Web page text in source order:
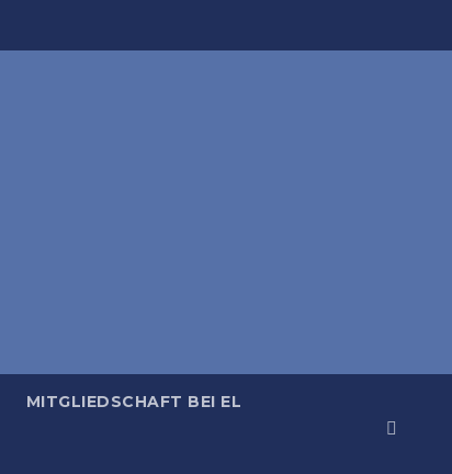
MITGLIEDSCHAFT BEI EL